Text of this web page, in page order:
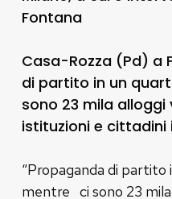
Fontana
Casa-Rozza (Pd) a
di partito in un
sono 23 mila
istituzioni e
“Propaganda di partito
mentre ci sono 23